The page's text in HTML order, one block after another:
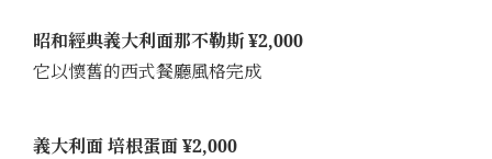
昭和經典義大利面那不勒斯 ¥2,000
它以懷舊的西式餐廳風格完成
義大利面 培根蛋面 ¥2,000